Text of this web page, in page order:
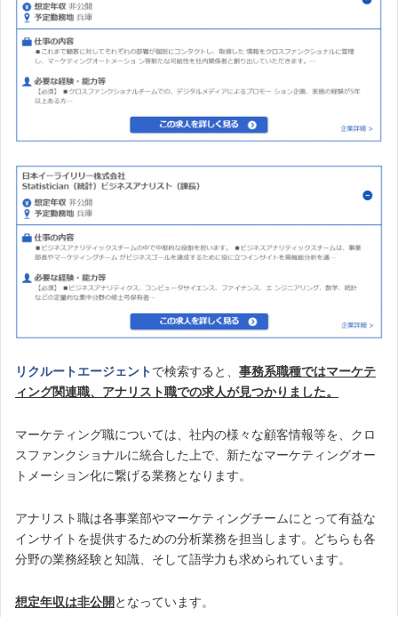
リクルートエージェントで検索すると、 事務系職種ではマーケテ
ィング関連職、アナリスト職での求人が見つかりました。
マーケティング職については、社内の様々な顧客情報等を、クロ
スファンクショナルに統合した上で、新たなマーケティングオー
トメーション化に繋げる業務となります。
アナリスト職は各事業部やマーケティングチームにとって有益な
インサイトを提供するための分析業務を担当します。どちらも各
分野の業務経験と知識、そして語学力も求められています。
想定年収は非公開 となっています。